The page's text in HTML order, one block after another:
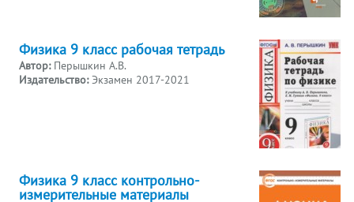
Физика 9 класс рабочая тетрадь
Автор: Перышкин А.В.
Издательство:Экзамен 2017-2021
Физика 9 класс контрольно-
измерительные материалы